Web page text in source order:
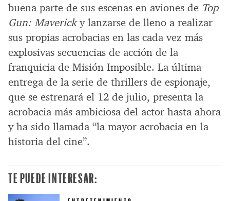
buena parte de sus escenas en aviones de Top
Gun: Mavericky lanzarse de lleno a realizar
sus propias acrobacias en las cada vez más
explosivas secuencias de acción de la
franquicia de Misión Imposible. La última
entrega de la serie de thrillers de espionaje,
que se estrenará el 12 de julio, presenta la
acrobacia más ambiciosa del actor hasta ahora
y ha sido llamada “la mayor acrobacia en la
historia del cine”.
TE PUEDE INTERESAR: